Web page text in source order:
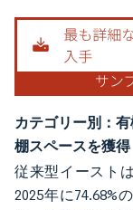
カテゴリー別：
棚スペースを獲得
従来型イースト
2025年に74.68%